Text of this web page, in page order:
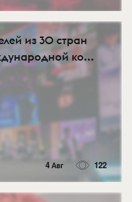
из 30 стран
ко...
4 Авг 122